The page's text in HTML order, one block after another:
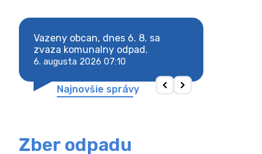
Vazeny obcan, dnes 6. 8. sa
zvaza komunalny odpad.
6. augusta 2026 07:10
Najnovšie správy
Zber odpadu